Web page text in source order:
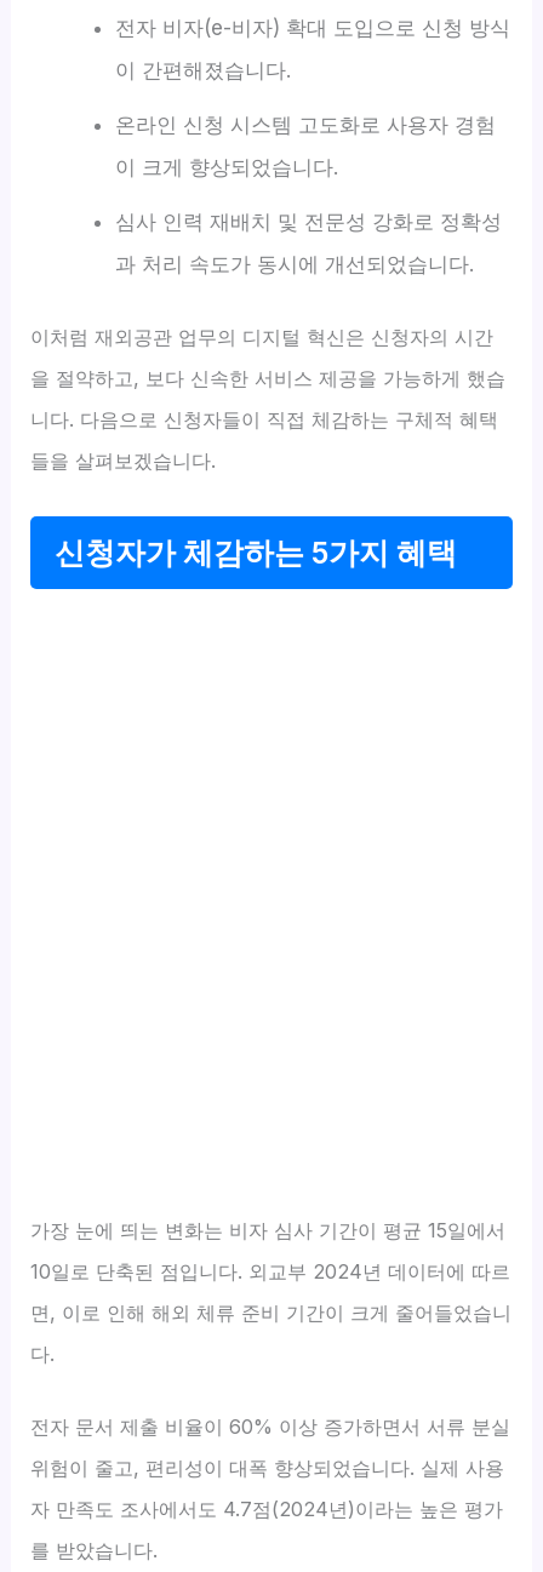
전자 비자(e-비자) 확대 도입으로 신청 방식
이 간편해졌습니다.
온라인 신청 시스템 고도화로 사용자 경험
이 크게 향상되었습니다.
심사 인력 재배치 및 전문성 강화로 정확성
과 처리 속도가 동시에 개선되었습니다.
이처럼 재외공관 업무의 디지털 혁신은 신청자의 시간
을 절약하고, 보다 신속한 서비스 제공을 가능하게 했습
니다. 다음으로 신청자들이 직접 체감하는 구체적 혜택
들을 살펴보겠습니다.
신청자가 체감하는 5가지 혜택
가장 눈에 띄는 변화는 비자 심사 기간이 평균 15일에서
10일로 단축된 점입니다. 외교부 2024년 데이터에 따르
면, 이로 인해 해외 체류 준비 기간이 크게 줄어들었습니
다.
전자 문서 제출 비율이 60% 이상 증가하면서 서류 분실
위험이 줄고, 편리성이 대폭 향상되었습니다. 실제 사용
자 만족도 조사에서도 4.7점(2024년)이라는 높은 평가
를 받았습니다.